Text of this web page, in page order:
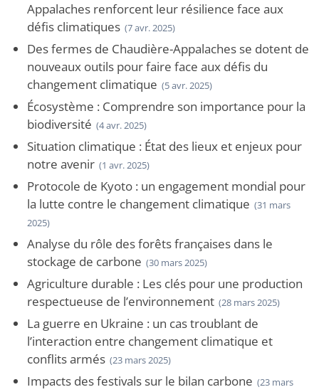
Appalaches renforcent leur résilience face aux
défis climatiques (7 avr. 2025)
Des fermes de Chaudière-Appalaches se dotent de
nouveaux outils pour faire face aux défis du
changement climatique (5 avr. 2025)
Écosystème : Comprendre son importance pour la
biodiversité (4 avr. 2025)
Situation climatique : État des lieux et enjeux pour
notre avenir (1 avr. 2025)
Protocole de Kyoto : un engagement mondial pour
la lutte contre le changement climatique (31 mars
2025)
Analyse du rôle des forêts françaises dans le
stockage de carbone (30 mars 2025)
Agriculture durable : Les clés pour une production
respectueuse de l’environnement (28 mars 2025)
La guerre en Ukraine : un cas troublant de
l’interaction entre changement climatique et
conflits armés (23 mars 2025)
Impacts des festivals sur le bilan carbone (23 mars